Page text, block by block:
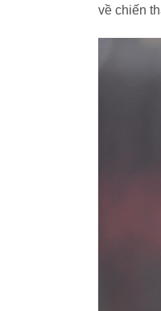
về chiến